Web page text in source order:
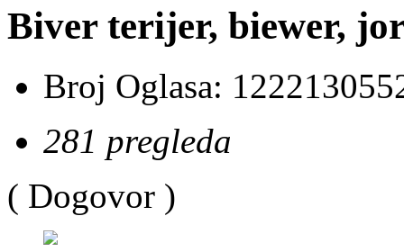
Biver terijer, biewer,
Broj Oglasa:
281 pregleda
( Dogovor )